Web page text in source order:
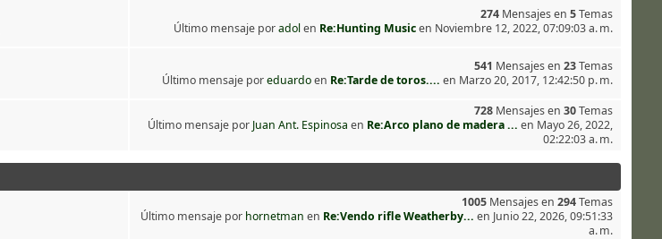
274Mensajes en 5Temas
Último mensaje poradolen Re:Hunting Musicen Noviembre 12, 2022, 07:09:03 a. m.
541 Mensajes en 23Temas
Último mensaje poreduardoen Re:Tarde de toros.... en Marzo 20, 2017, 12:42:50 p. m.
728Mensajes en 30Temas
Último mensaje por Juan Ant. Espinosa en Re:Arco plano de madera ... en Mayo 26, 2022,
02:22:03 a. m.
1005Mensajes en 294Temas
Último mensaje por hornetman en Re:Vendo rifle Weatherby... en Junio 22, 2026, 09:51:33
a. m.